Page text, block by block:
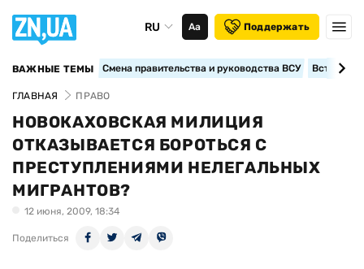
RU Аа Поддержать
ВАЖНЫЕ ТЕМЫ Смена правительства и руководства ВСУ
ГЛАВНАЯ ПРАВО
НОВОКАХОВСКАЯ МИЛИЦИЯ
ОТКАЗЫВАЕТСЯ БОРОТЬСЯ С
ПРЕСТУПЛЕНИЯМИ НЕЛЕГАЛЬНЫХ
МИГРАНТОВ?
12 июня, 2009, 18:34
Поделиться